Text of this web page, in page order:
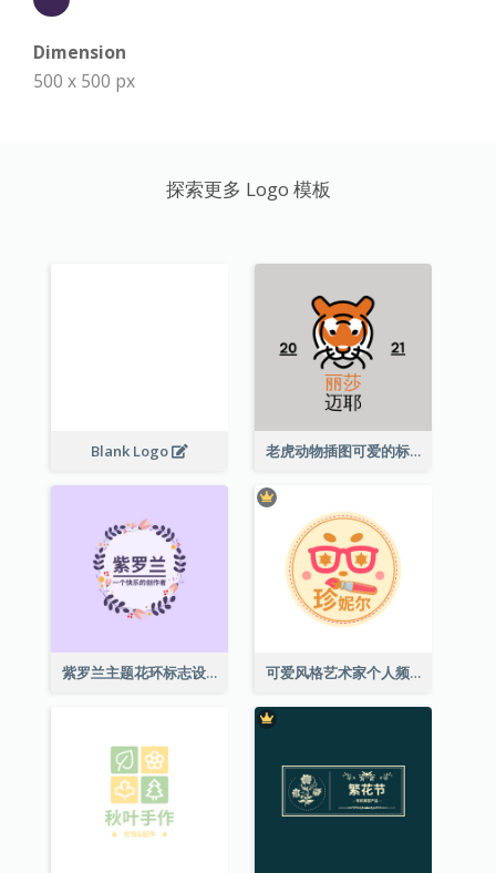
Dimension
500 x 500 px
探索更多 Logo 模板
Blank Logo 老虎动物插图可爱的标志
紫罗兰主题花环标志设计 可爱风格艺术家个人频道标志